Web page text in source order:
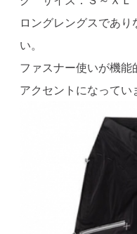
ロングレングスであ
い。
ファスナー使いが機
アクセントになってい